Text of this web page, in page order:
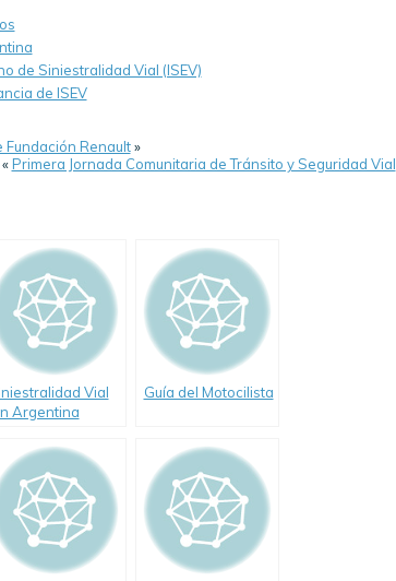
de Siniestralidad Vial (ISEV)
de ISEV
Renault»
«Primera Jornada Comunitaria de Tránsito y Seguridad Vial
Vial
Argentina
Reporte ISEV
Guía del Motocilista